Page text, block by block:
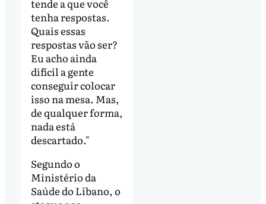
tende a que você
tenha respostas.
Quais essas
respostas vão ser?
Eu acho ainda
difícil a gente
conseguir colocar
isso na mesa. Mas,
de qualquer forma,
nada está
descartado."
Segundo o
Ministério da
Saúde do Líbano, o